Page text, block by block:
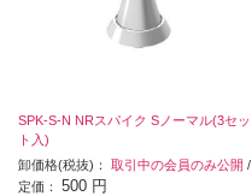
SPK-S-N NRスパイク Sノーマル(3セッ
ト入)
卸価格(税抜)： 取引中の会員のみ公開 /
定価： 500 円